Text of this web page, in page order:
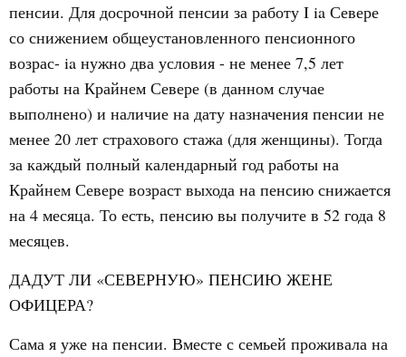
пенсии. Для досрочной пенсии за работу I ia Севере
со снижением общеустановленного пенсионного
возрас- ia нужно два условия - не менее 7,5 лет
работы на Крайнем Севере (в данном случае
выполнено) и наличие на дату назначения пенсии не
менее 20 лет страхового стажа (для женщины). Тогда
за каждый полный календарный год работы на
Крайнем Севере возраст выхода на пенсию снижается
на 4 месяца. То есть, пенсию вы получите в 52 года 8
месяцев.
ДАДУТ ЛИ «СЕВЕРНУЮ» ПЕНСИЮ ЖЕНЕ
ОФИЦЕРА?
Сама я уже на пенсии. Вместе с семьей проживала на